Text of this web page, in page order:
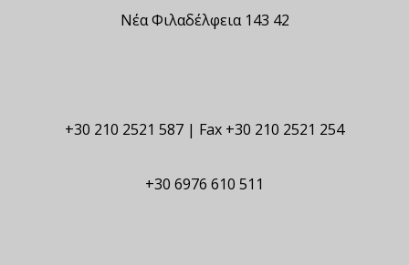
Νέα Φιλαδέλφεια 143 42
+30 210 2521 587 | Fax +30 210 2521 254
+30 6976 610 511